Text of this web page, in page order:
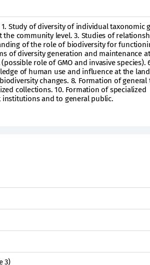
Study of diversity of individual taxonomic
community level. 3. Studies of
of the role of biodiversity for
of diversity generation and maintenance
role of GMO and invasive species).
of human use and influence at the
changes. 8. Formation of general
collections. 10. Formation of specialized
institutions and to general public.
3)